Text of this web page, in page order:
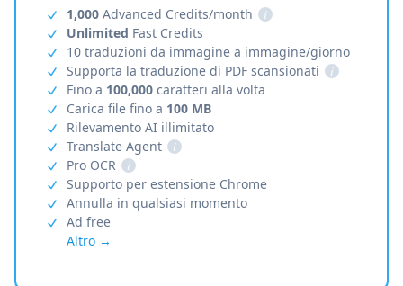
1,000 Advanced Credits/month
i
Unlimited Fast Credits
10 traduzioni da immagine a immagine/giorno
Supporta la traduzione di PDF scansionati
i
Fino a 100,000 caratteri alla volta
Carica file fino a 100 MB
Rilevamento AI illimitato
Translate Agent
i
Pro OCR
i
Supporto per estensione Chrome
Annulla in qualsiasi momento
Ad free
Altro →